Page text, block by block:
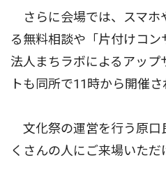
さらに会場では、スマホ
る無料相談や「片付けコ
法人まちラボによるアップ
トも同所で11時から開催さ
文化祭の運営を行う原口
くさんの人にご来場いただ